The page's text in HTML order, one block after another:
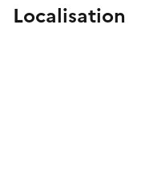
Localisation